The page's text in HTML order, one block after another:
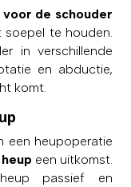
de schouder
te houden.
in verschillende
en abductie,
komt.
een heupoperatie
een uitkomst.
passief en